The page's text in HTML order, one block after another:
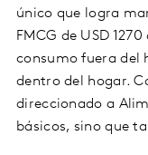
único que logra
FMCG de USD
consumo fuera del
dentro del hogar.
direccionado a
básicos, sino que